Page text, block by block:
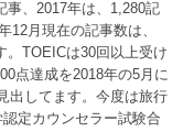
事、2017年は、1,280記
12月現在の記事数は、
。TOEICは30回以上受け
点達成を2018年の5月に
出してます。今度は旅行
定カウンセラー試験合